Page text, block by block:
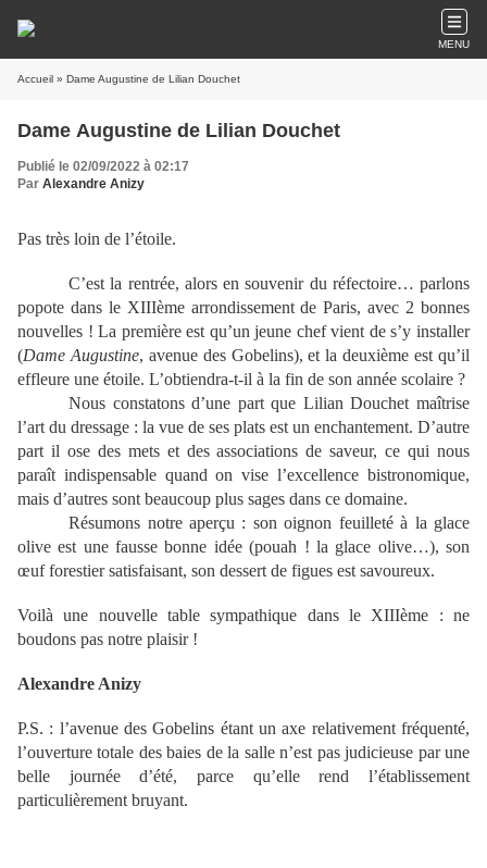
MENU
Accueil » Dame Augustine de Lilian Douchet
Dame Augustine de Lilian Douchet
Publié le 02/09/2022 à 02:17
Par Alexandre Anizy
Pas très loin de l’étoile.
C’est la rentrée, alors en souvenir du réfectoire… parlons
popote dans le XIIIème arrondissement de Paris, avec 2 bonnes
nouvelles ! La première est qu’un jeune chef vient de s’y installer
(Dame Augustine, avenue des Gobelins), et la deuxième est qu’il
effleure une étoile. L’obtiendra-t-il à la fin de son année scolaire ?
Nous constatons d’une part que Lilian Douchet maîtrise
l’art du dressage : la vue de ses plats est un enchantement. D’autre
part il ose des mets et des associations de saveur, ce qui nous
paraît indispensable quand on vise l’excellence bistronomique,
mais d’autres sont beaucoup plus sages dans ce domaine.
Résumons notre aperçu : son oignon feuilleté à la glace
olive est une fausse bonne idée (pouah ! la glace olive…), son
œuf forestier satisfaisant, son dessert de figues est savoureux.
Voilà une nouvelle table sympathique dans le XIIIème : ne
boudons pas notre plaisir !
Alexandre Anizy
P.S. : l’avenue des Gobelins étant un axe relativement fréquenté,
l’ouverture totale des baies de la salle n’est pas judicieuse par une
belle journée d’été, parce qu’elle rend l’établissement
particulièrement bruyant.